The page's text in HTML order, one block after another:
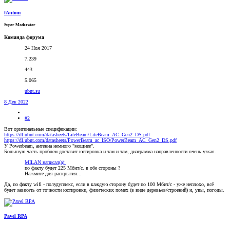
fAntom
Super Moderator
Команда форума
24 Ноя 2017
7.239
443
5.065
ubnt.su
8 Дек 2022
#2
Вот оригинальные спецификации:
https://dl.ubnt.com/datasheets/LiteBeam/LiteBeam_AC_Gen2_DS.pdf
https://dl.ubnt.com/datasheets/PowerBeam_ac_ISO/PowerBeam_AC_Gen2_DS.pdf
У Powerbeam, антенна немного "мощнее".
Большую часть проблем доставит юстировка и там и там, диаграмма направленности очень узкая.
MILAN написал(а):
по факту будет 225 Мбит/с. в обе стороны ?
Нажмите для раскрытия...
Да, по факту wifi - полудуплекс, если в каждую сторону будет по 100 Мбит/с - уже неплохо, всё
будет зависеть от точности юстировки, физических помех (в виде деревьев/строений) и, увы, погоды.
Pavel RPA